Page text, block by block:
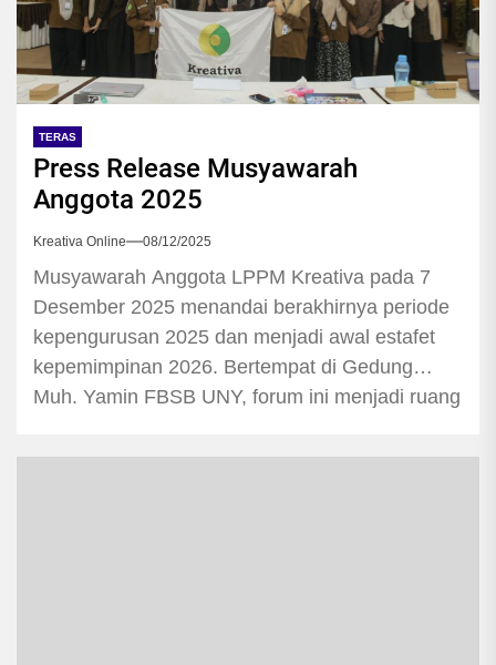
TERAS
Press Release Musyawarah
Anggota 2025
Kreativa Online 08/12/2025
Musyawarah Anggota LPPM Kreativa pada 7
Desember 2025 menandai berakhirnya periode
kepengurusan 2025 dan menjadi awal estafet
kepemimpinan 2026. Bertempat di Gedung
Muh. Yamin FBSB UNY, forum ini menjadi ruang
peserta, termasuk DPO dan Pembina.